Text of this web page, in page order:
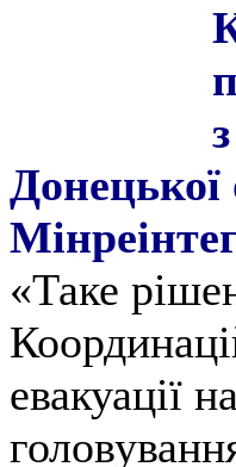
Донецької
«Таке
евакуації